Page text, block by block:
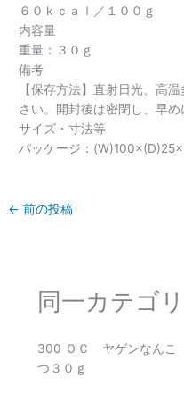
６０ｋｃａｌ／１００ｇ
内容量
重量：３０ｇ
備考
【保存方法】直射日光、高
さい。開封後は密閉し、早め
サイズ・寸法等
パッケージ：
← 前の投稿
同一カテゴ
300 ＯＣ ヤゲンなんこ
つ３０ｇ